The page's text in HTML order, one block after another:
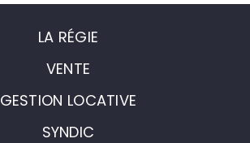
LA RÉGIE
VENTE
GESTION LOCATIVE
SYNDIC